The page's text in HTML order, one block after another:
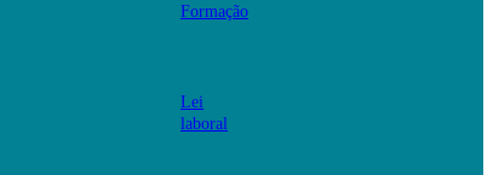
Formação
Lei
laboral